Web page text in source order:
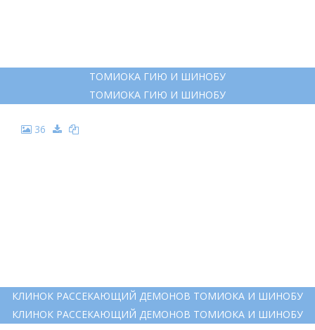
ТОМИОКА ГИЮ И ШИНОБУ
ТОМИОКА ГИЮ И ШИНОБУ
36
КЛИНОК РАССЕКАЮЩИЙ ДЕМОНОВ ТОМИОКА И ШИНОБУ
КЛИНОК РАССЕКАЮЩИЙ ДЕМОНОВ ТОМИОКА И ШИНОБУ